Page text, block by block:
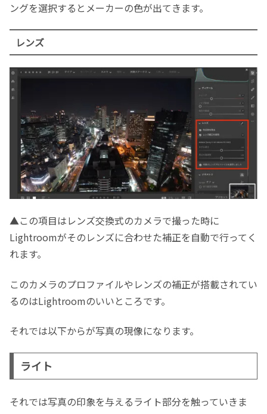
ングを選択するとメーカーの色が出てきます。
レンズ
▲この項目はレンズ交換式のカメラで撮った時に
Lightroomがそのレンズに合わせた補正を自動で行ってく
れます。
このカメラのプロファイルやレンズの補正が搭載されてい
るのはLightroomのいいところです。
それでは以下からが写真の現像になります。
ライト
それでは写真の印象を与えるライト部分を触っていきま